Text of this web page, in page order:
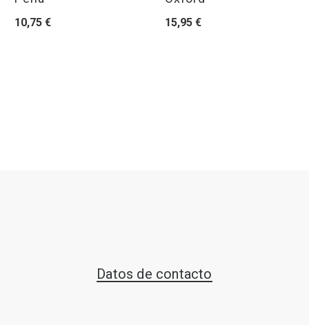
10,75 € 15,95 €
Datos de contacto